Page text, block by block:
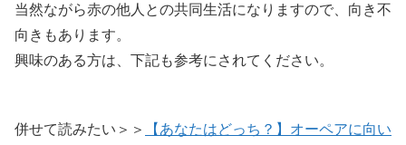
当然ながら赤の他人との共同生活になりますので、向き不
向きもあります。
興味のある方は、下記も参考にされてください。
併せて読みたい＞＞ 【あなたはどっち？】オーペアに向い